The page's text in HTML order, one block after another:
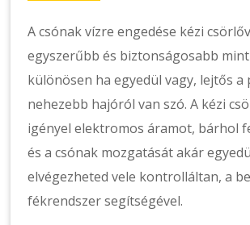
A csónak vízre engedése kézi
egyszerűbb és biztonságosabb
különösen ha egyedül vagy, lejtős a
nehezebb hajóról van szó. A kézi
igényel elektromos áramot, bárhol
és a csónak mozgatását akár
elvégezheted vele kontrolláltan, a
fékrendszer segítségével.